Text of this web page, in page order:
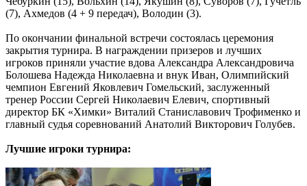
(7), Ахмедов (4 + 9 передач), Володин (3).
По окончании финальной встречи состоялась церемония
закрытия турнира. В награждении призеров и лучших
игроков приняли участие вдова Александра Александровича
Болошева Надежда Николаевна и внук Иван, Олимпийский
чемпион Евгений Яковлевич Гомельский, заслуженный
тренер России Сергей Николаевич Елевич, спортивный
директор БК «Химки» Виталий Станиславович Трофименко и
главный судья соревнований Анатолий Викторович Голубев.
Лучшие игроки турнира: